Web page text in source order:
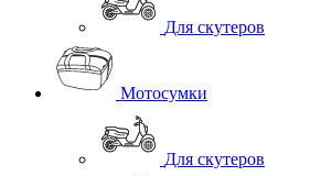
Для скутеров
Мотосумки
Для скутеров